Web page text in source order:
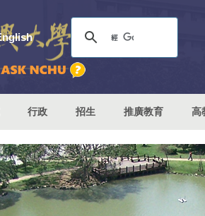
行政 招生 推廣教育 高